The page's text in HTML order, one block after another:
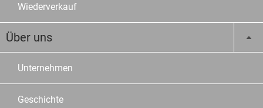
Wiederverkauf
Über uns
Unternehmen
Geschichte